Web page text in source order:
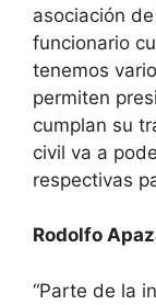
asociación
funcionario
tenemos
permiten
cumplan su
civil va a
respectivas
Rodolfo
“Parte de la